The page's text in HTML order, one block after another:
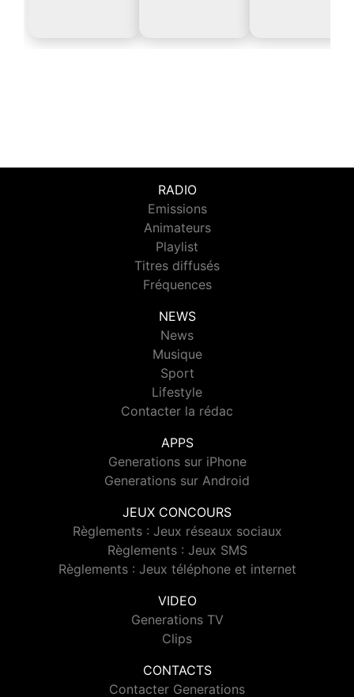
RADIO
Emissions
Animateurs
Playlist
Titres diffusés
Fréquences
NEWS
News
Musique
Sport
Lifestyle
Contacter la rédac
APPS
Generations sur iPhone
Generations sur Android
JEUX CONCOURS
Règlements : Jeux réseaux sociaux
Règlements : Jeux SMS
Règlements : Jeux téléphone et internet
VIDEO
Generations TV
Clips
CONTACTS
Contacter Generations